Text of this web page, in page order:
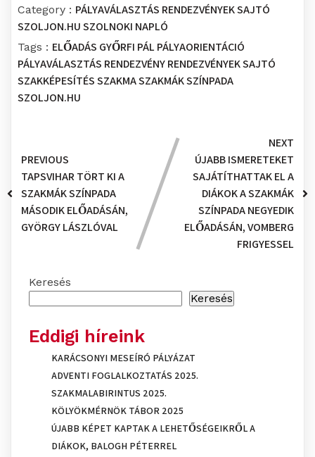
Category : PÁLYAVÁLASZTÁS RENDEZVÉNYEKSAJTÓ
SZOLJON.HUSZOLNOKI NAPLÓ
Tags : ELŐADÁS GYŐRFI PÁL PÁLYAORIENTÁCIÓ
PÁLYAVÁLASZTÁS RENDEZVÉNYRENDEZVÉNYEKSAJTÓ
SZAKKÉPESÍTÉSSZAKMASZAKMÁK SZÍNPADA
SZOLJON.HU
PREVIOUS
TAPSVIHAR TÖRT KI A
SZAKMÁK SZÍNPADA
MÁSODIK ELŐADÁSÁN,
GYÖRGY LÁSZLÓVAL
NEXT
ÚJABB ISMERETEKET
SAJÁTÍTHATTAK EL A
DIÁKOK A SZAKMÁK
SZÍNPADA NEGYEDIK
ELŐADÁSÁN, VOMBERG
FRIGYESSEL
Keresés
Keresés
Eddigi híreink
KARÁCSONYI MESEÍRÓ PÁLYÁZAT
ADVENTI FOGLALKOZTATÁS 2025.
SZAKMALABIRINTUS 2025.
KÖLYÖKMÉRNÖK TÁBOR 2025
ÚJABB KÉPET KAPTAK A LEHETŐSÉGEIKRŐL A
DIÁKOK, BALOGH PÉTERREL